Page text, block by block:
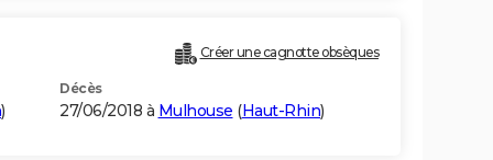
Créer une cagnotte obsèques
)
Décès
27/06/2018 à Mulhouse (Haut-Rhin)